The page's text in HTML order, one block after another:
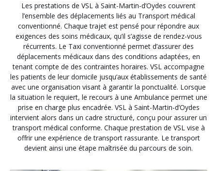
Les prestations de VSL à Saint-Martin-d’Oydes couvrent
l’ensemble des déplacements liés au Transport médical
conventionné. Chaque trajet est pensé pour répondre aux
exigences des soins médicaux, qu’il s’agisse de rendez-vous
récurrents. Le Taxi conventionné permet d’assurer des
déplacements médicaux dans des conditions adaptées, en
tenant compte de des contraintes horaires. VSL accompagne
les patients de leur domicile jusqu’aux établissements de santé
avec une organisation visant à garantir la ponctualité. Lorsque
la situation le requiert, le recours à une Ambulance permet une
prise en charge plus encadrée. VSL à Saint-Martin-d’Oydes
intervient alors dans un cadre structuré, conçu pour assurer un
transport médical conforme. Chaque prestation de VSL vise à
offrir une expérience de transport rassurante. Le transport
devient ainsi une étape maîtrisée du parcours de soin.